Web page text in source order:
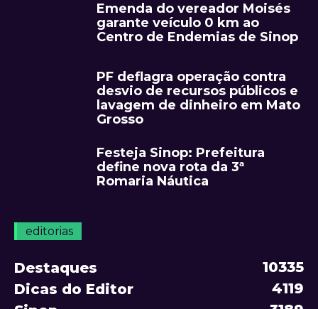
Emenda do vereador Moisés
garante veículo 0 km ao
Centro de Endemias de Sinop
PF deflagra operação contra
desvio de recursos públicos e
lavagem de dinheiro em Mato
Grosso
Festeja Sinop: Prefeitura
define nova rota da 3ª
Romaria Náutica
editorias
Destaques
10335
Dicas do Editor
4119